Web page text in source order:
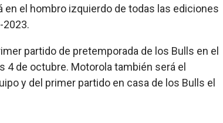
en el hombro izquierdo de todas las ediciones
2023.
partido de pretemporada de los Bulls en el
4 de octubre. Motorola también será el
y del primer partido en casa de los Bulls el